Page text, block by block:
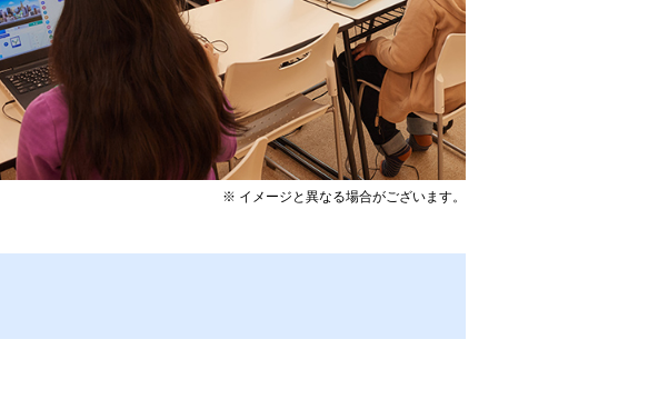
※ イメージと異なる場合がございます。